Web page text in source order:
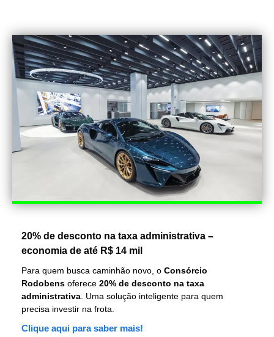
20% de desconto na taxa administrativa –
economia de até R$ 14 mil
Para quem busca caminhão novo, o Consórcio
Rodobens oferece 20% de desconto na taxa
administrativa . Uma solução inteligente para quem
precisa investir na frota.
Clique aqui para saber mais!